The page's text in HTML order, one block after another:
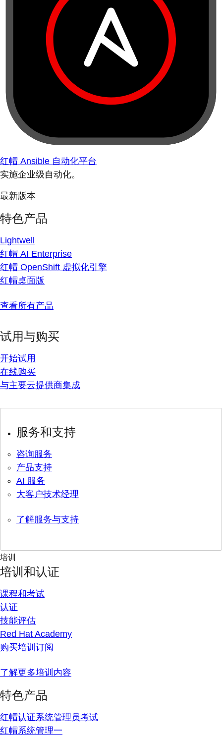
红帽 Ansible 自动化平台
实施企业级自动化。
最新版本
特色产品
Lightwell
红帽 AI Enterprise
红帽 OpenShift 虚拟化引擎
红帽桌面版
查看所有产品
试用与购买
开始试用
在线购买
与主要云提供商集成
服务和支持
咨询服务
产品支持
AI 服务
大客户技术经理
了解服务与支持
培训
培训和认证
课程和考试
认证
技能评估
Red Hat Academy
购买培训订阅
了解更多培训内容
特色产品
红帽认证系统管理员考试
红帽系统管理一